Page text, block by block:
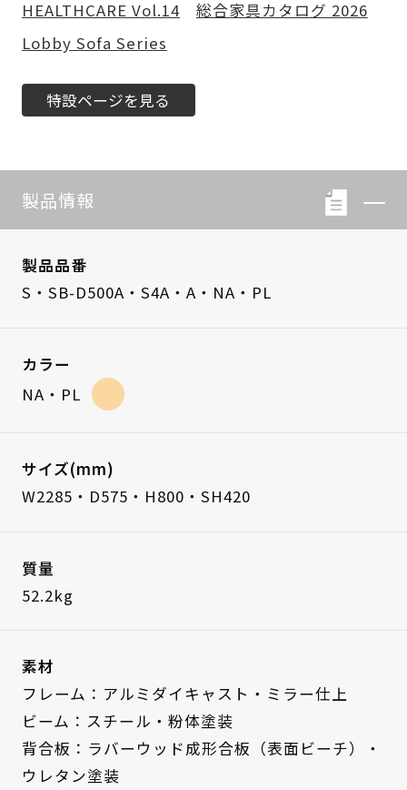
HEALTHCARE Vol.14
総合家具カタログ 2026
Lobby Sofa Series
特設ページを見る
製品情報
製品品番
S・SB-D500A・S4A・A・NA・PL
カラー
NA・PL
サイズ(mm)
W2285・D575・H800・SH420
質量
52.2kg
素材
フレーム：アルミダイキャスト・ミラー仕上
ビーム：スチール・粉体塗装
背合板：ラバーウッド成形合板（表面ビーチ）・
ウレタン塗装